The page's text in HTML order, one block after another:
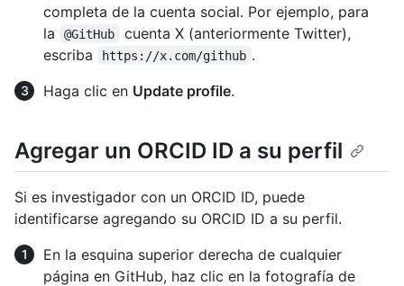
completa de la cuenta social. Por ejemplo, para
la
@GitHub
cuenta X (anteriormente Twitter),
escriba
https://x.com/github .
Haga clic en Update profile.
Agregar un ORCID ID a su perfil
Si es investigador con un ORCID ID, puede
identificarse agregando su ORCID ID a su perfil.
En la esquina superior derecha de cualquier
página en GitHub, haz clic en la fotografía de